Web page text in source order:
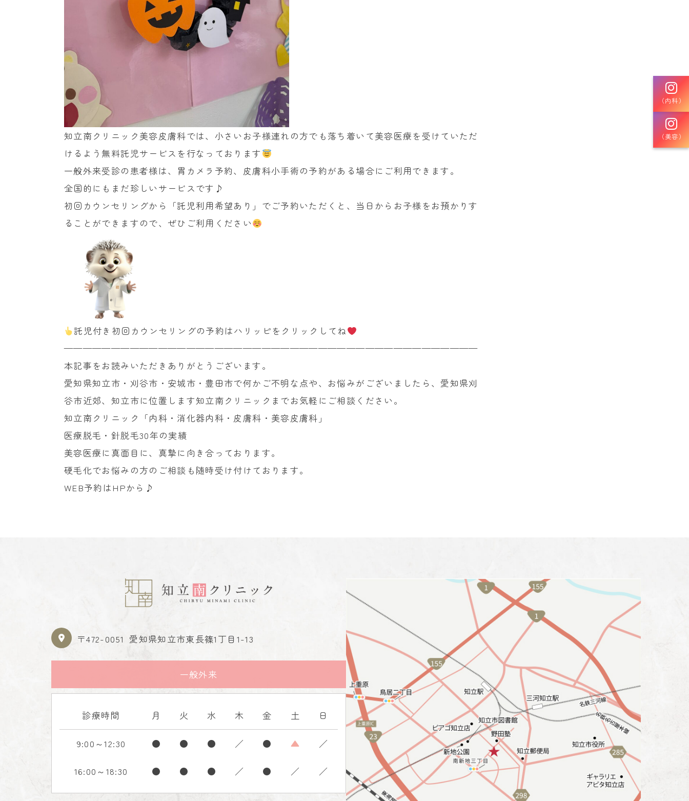
（内科）
（美容）
知立南クリニック美容皮膚科では、小さいお子様連れの方でも落ち着いて美容医療を受けていただ
けるよう無料託児サービスを行なっております
一般外来受診の患者様は、胃カメラ予約、皮膚科小手術の予約がある場合にご利用できます。
全国的にもまだ珍しいサービスです♪
初回カウンセリングから「託児利用希望あり」でご予約いただくと、当日からお子様をお預かりす
ることができますので、ぜひご利用ください
託児付き初回カウンセリングの予約はハリッピをクリックしてね
————————————————————————————————————————————
本記事をお読みいただきありがとうございます。
愛知県知立市・刈谷市・安城市・豊田市で何かご不明な点や、お悩みがございましたら、愛知県刈
谷市近郊、知立市に位置します知立南クリニックまでお気軽にご相談ください。
知立南クリニック「内科・消化器内科・皮膚科・美容皮膚科」
医療脱毛・針脱毛30年の実績
美容医療に真面目に、真摯に向き合っております。
硬毛化でお悩みの方のご相談も随時受け付けております。
WEB予約はHPから♪
〒472-0051 愛知県知立市東長篠1丁目1-13
一般外来
診療時間 月 火 水 木 金 土 日
9:00～12:30 ● ● ● ／ ● ▲ ／
16:00～18:30 ● ● ● ／ ● ／ ／